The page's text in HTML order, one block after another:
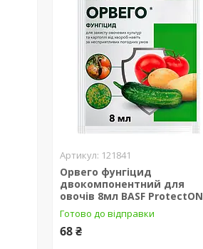
121841
Орвего фунгіцид
двокомпонентний для
овочів 8мл BASF ProtectON
Готово до відправки
68 ₴